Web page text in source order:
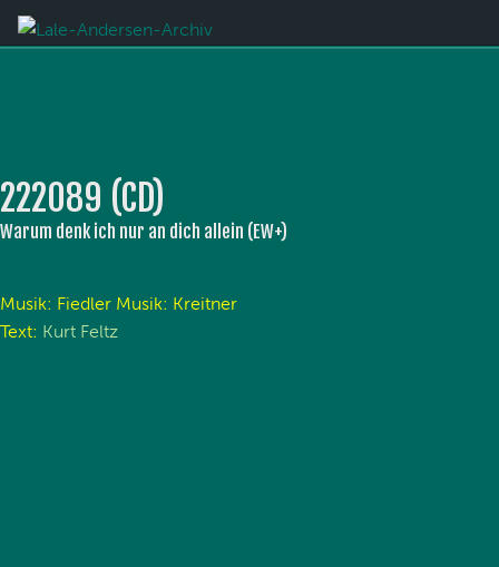
222089 (CD)
Warum denk ich nur an dich allein (EW+)
Musik: Fiedler Musik: Kreitner
Text: Kurt Feltz